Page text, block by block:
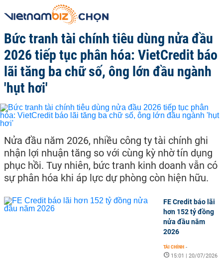
Bức tranh tài chính tiêu dùng nửa đầu
2026 tiếp tục phân hóa: VietCredit báo
lãi tăng ba chữ số, ông lớn đầu ngành
'hụt hơi'
Nửa đầu năm 2026, nhiều công ty tài chính ghi
nhận lợi nhuận tăng so với cùng kỳ nhờ tín dụng
phục hồi. Tuy nhiên, bức tranh kinh doanh vẫn có
sự phân hóa khi áp lực dự phòng còn hiện hữu.
FE Credit báo lãi
hơn 152 tỷ đồng
nửa đầu năm
2026
TÀI CHÍNH -
15:01 | 20/07/2026